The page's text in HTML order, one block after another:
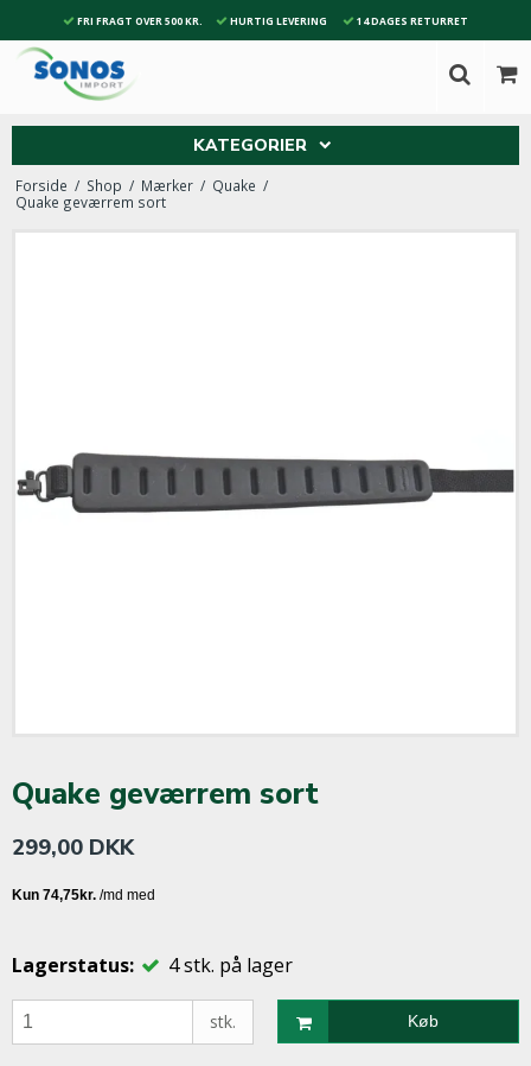
FRI FRAGT OVER 500 KR. HURTIG LEVERING 14 DAGES RETURRET
KATEGORIER
Forside / Shop / Mærker / Quake /
Quake geværrem sort
Quake geværrem sort
299,00 DKK
Lagerstatus: 4 stk. på lager
stk. Køb